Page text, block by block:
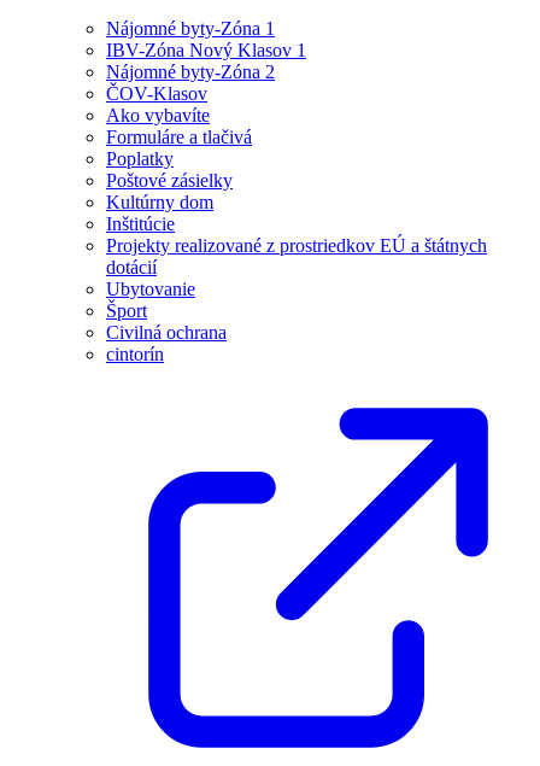
Nájomné byty-Zóna 1
IBV-Zóna Nový Klasov 1
Nájomné byty-Zóna 2
ČOV-Klasov
Ako vybavíte
Formuláre a tlačivá
Poplatky
Poštové zásielky
Kultúrny dom
Inštitúcie
Projekty realizované z prostriedkov EÚ a štátnych
dotácií
Ubytovanie
Šport
Civilná ochrana
cintorín